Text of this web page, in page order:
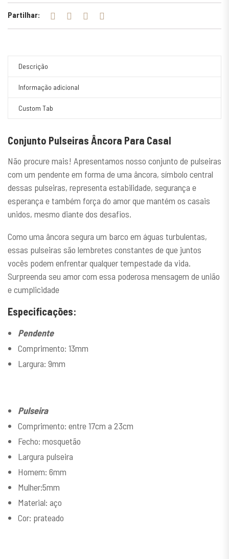
Partilhar:
Descrição
Informação adicional
Custom Tab
Conjunto Pulseiras Âncora Para Casal
Não procure mais! Apresentamos nosso conjunto de pulseiras
com um pendente em forma de uma âncora, símbolo central
dessas pulseiras, representa estabilidade, segurança e
esperança e também força do amor que mantém os casais
unidos, mesmo diante dos desafios.
Como uma âncora segura um barco em águas turbulentas,
essas pulseiras são lembretes constantes de que juntos
vocês podem enfrentar qualquer tempestade da vida.
Surpreenda seu amor com essa poderosa mensagem de união
e cumplicidade
Especificações:
Pendente
Comprimento: 13mm
Largura: 9mm
Pulseira
Comprimento: entre 17cm a 23cm
Fecho: mosquetão
Largura pulseira
Homem: 6mm
Mulher:5mm
Material: aço
Cor: prateado